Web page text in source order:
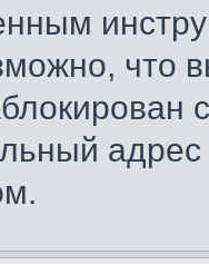
что
адрес